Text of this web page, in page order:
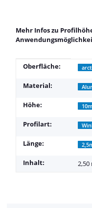
Mehr Infos zu
Produkteigenschaft
Wert
Oberfläche:
Material:
Höhe:
Profilart:
Länge:
Inhalt: 2,50